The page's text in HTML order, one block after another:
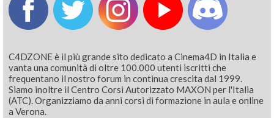
C4DZONE è il più grande sito dedicato a Cinema4D in Italia e
vanta una comunità di oltre 100.000 utenti iscritti che
frequentano il nostro forum in continua crescita dal 1999.
Siamo inoltre il Centro Corsi Autorizzato MAXON per l'Italia
(ATC). Organizziamo da anni corsi di formazione in aula e online
a Verona.